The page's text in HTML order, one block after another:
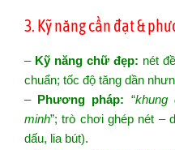
3. Kỹ năng cần đạt &
– Kỹ năng chữ đẹp: nét
chuẩn; tốc độ tăng dần
– Phương pháp: “khung
minh”; trò chơi ghép nét –
dấu, lia bút).